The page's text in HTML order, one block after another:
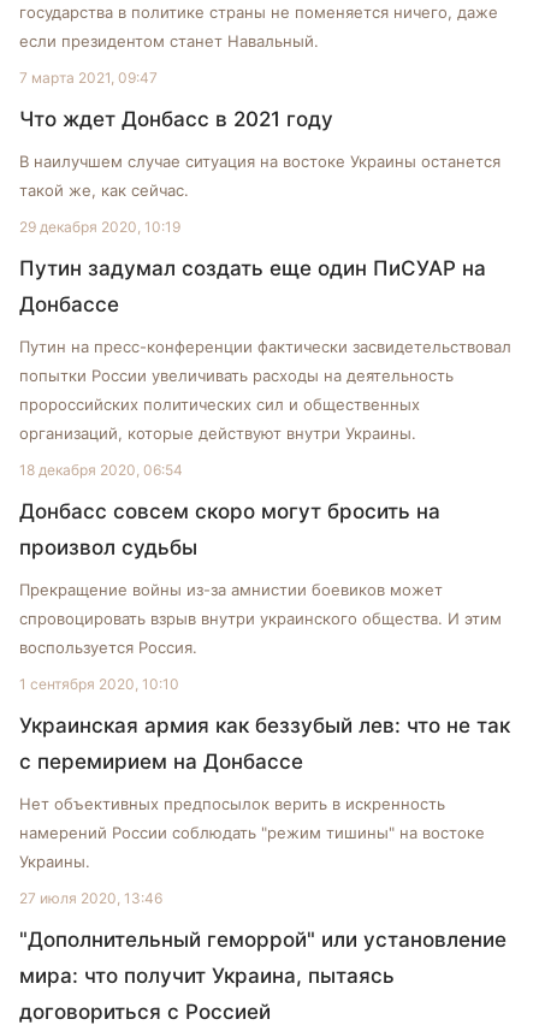
государства в политике страны не поменяется ничего, даже
если президентом станет Навальный.
7 марта 2021, 09:47
Что ждет Донбасс в 2021 году
В наилучшем случае ситуация на востоке Украины останется
такой же, как сейчас.
29 декабря 2020, 10:19
Путин задумал создать еще один ПиСУАР на
Донбассе
Путин на пресс-конференции фактически засвидетельствовал
попытки России увеличивать расходы на деятельность
пророссийских политических сил и общественных
организаций, которые действуют внутри Украины.
18 декабря 2020, 06:54
Донбасс совсем скоро могут бросить на
произвол судьбы
Прекращение войны из-за амнистии боевиков может
спровоцировать взрыв внутри украинского общества. И этим
воспользуется Россия.
1 сентября 2020, 10:10
Украинская армия как беззубый лев: что не так
с перемирием на Донбассе
Нет объективных предпосылок верить в искренность
намерений России соблюдать "режим тишины" на востоке
Украины.
27 июля 2020, 13:46
"Дополнительный геморрой" или установление
мира: что получит Украина, пытаясь
договориться с Россией